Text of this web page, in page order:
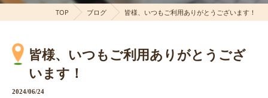
TOP ブログ 皆様、いつもご利用ありがとうございます！
皆様、いつもご利用ありがとうござ
います！
2024/06/24